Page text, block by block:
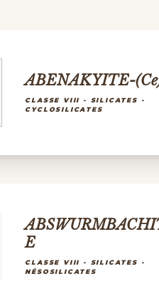
ABENAKYITE-
CLASSE VIII - SILICATES -
CYCLOSILICATES
E
CLASSE VIII - SILICATES -
NÉSOSILICATES